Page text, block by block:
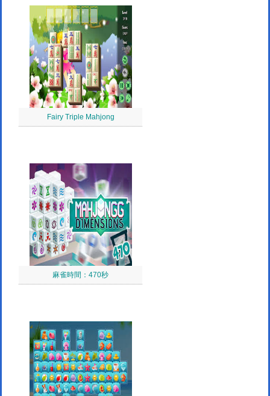
Fairy Triple Mahjong
麻雀時間：470秒